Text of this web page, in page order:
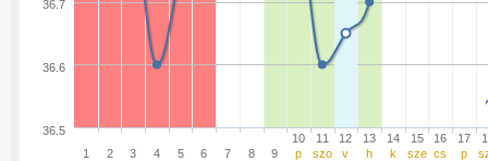
1
2
3
4
5
6
7
8
9
10
p
11
szo
12
v
13
h
14
k
15
sze
16
cs
17
p
36.6
36.7
36.5